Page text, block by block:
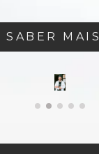
SABER MAIS